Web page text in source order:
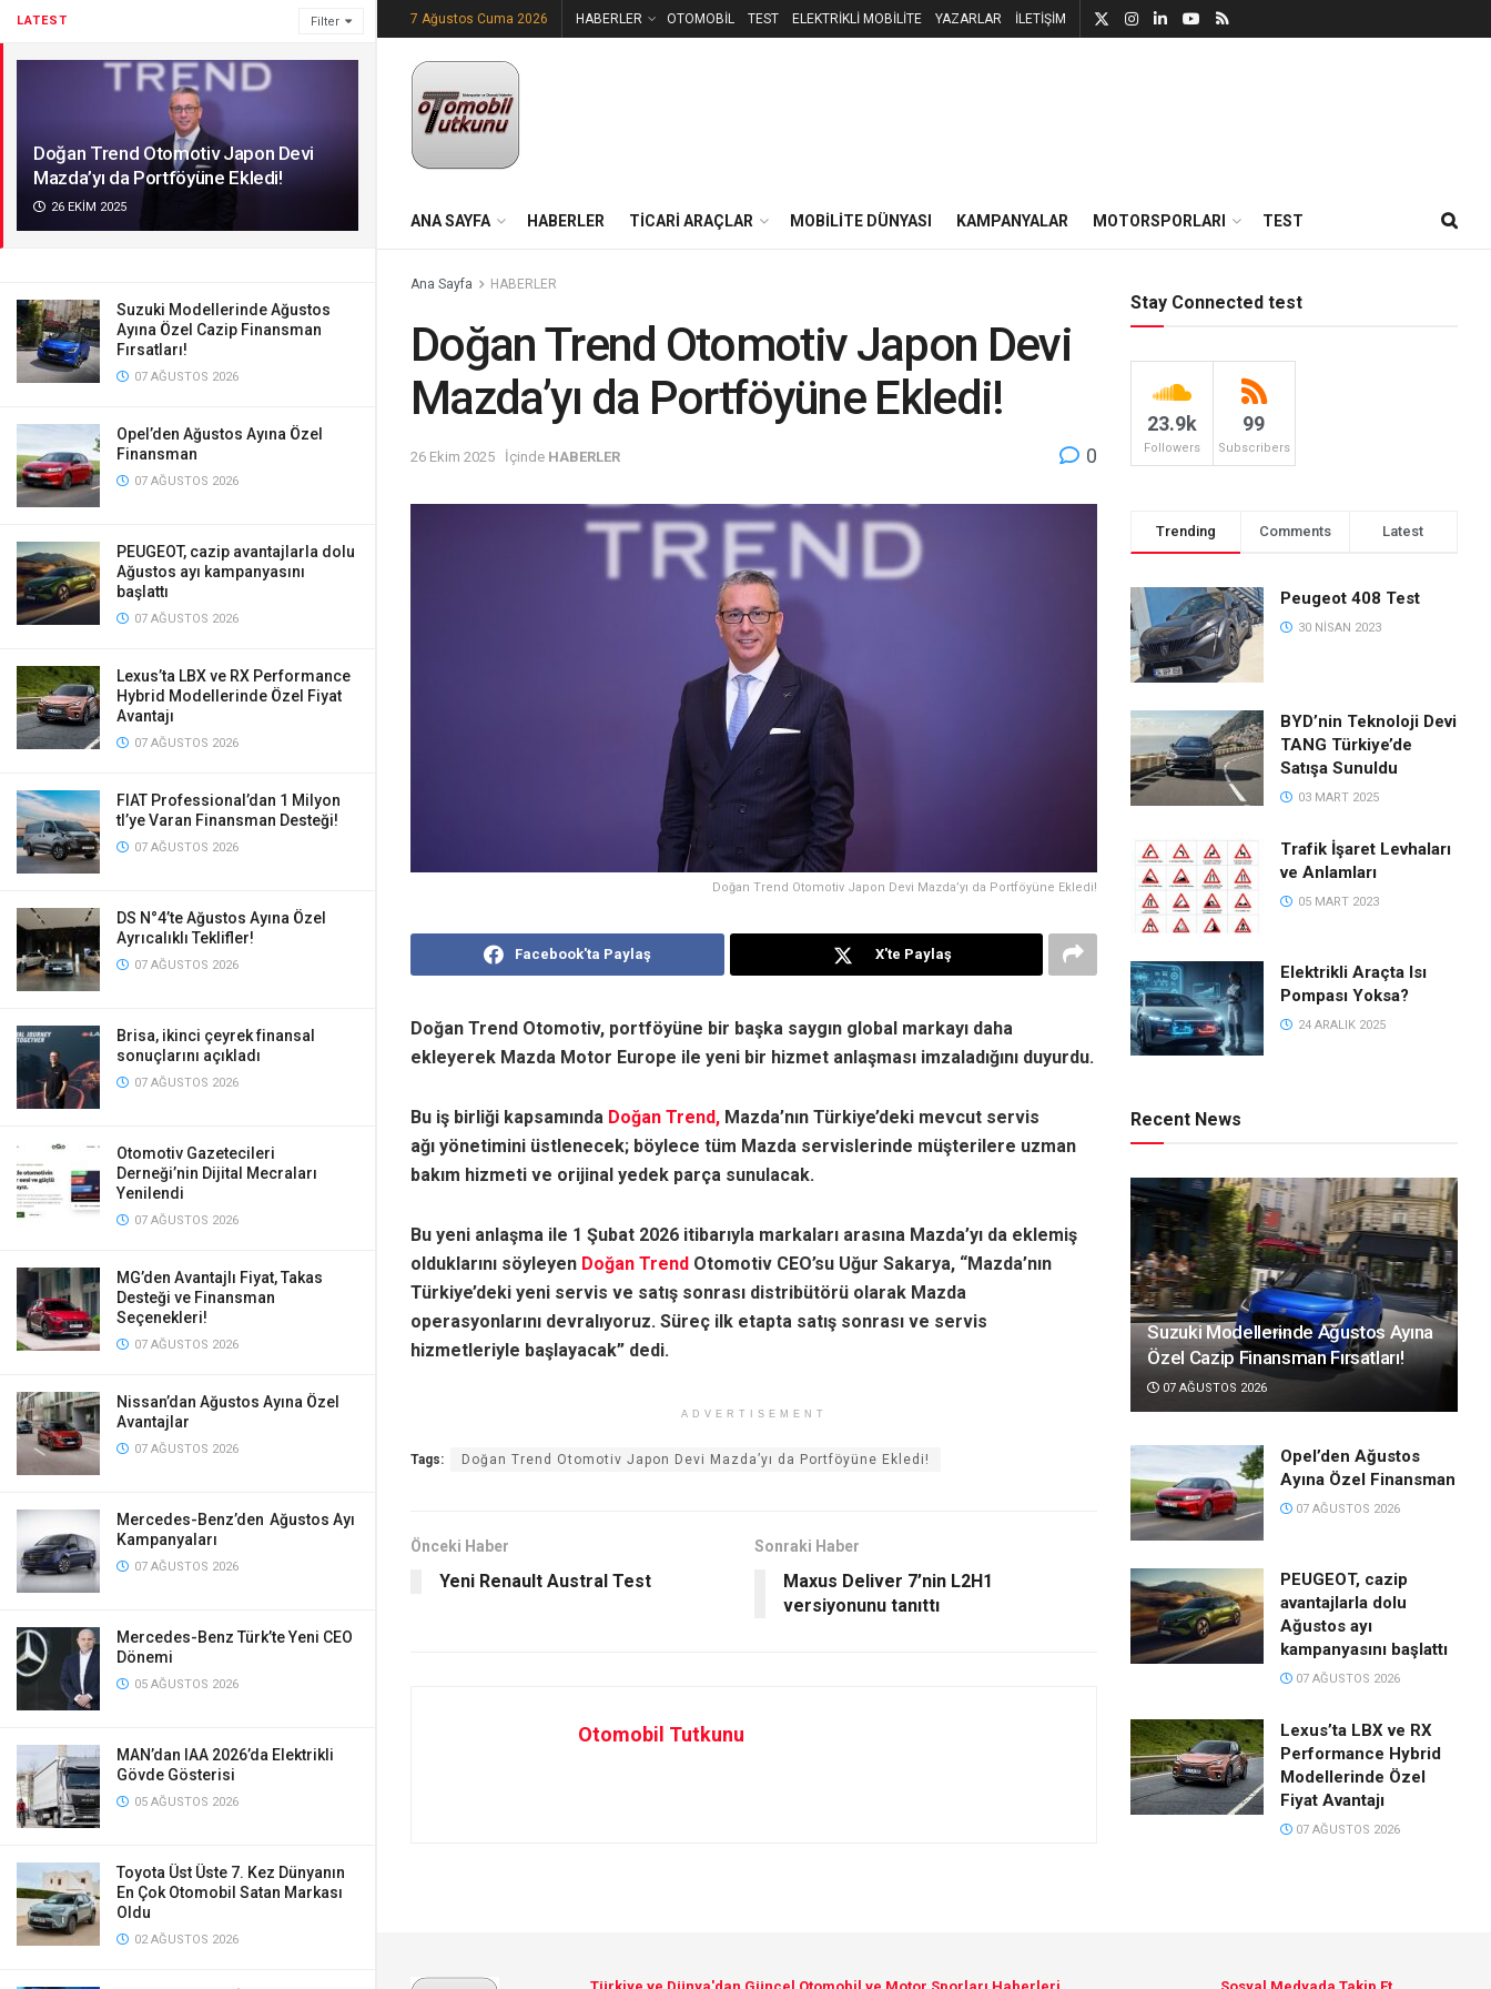
LATEST Filter
Doğan Trend Otomotiv Japon Devi
Mazda’yı da Portföyüne Ekledi!
26 EKIM 2025
Suzuki Modellerinde Ağustos
Ayına Özel Cazip Finansman
Fırsatları!
07 AĞUSTOS 2026
Opel’den Ağustos Ayına Özel
Finansman
07 AĞUSTOS 2026
PEUGEOT, cazip avantajlarla dolu
Ağustos ayı kampanyasını
başlattı
07 AĞUSTOS 2026
Lexus’ta LBX ve RX Performance
Hybrid Modellerinde Özel Fiyat
Avantajı
07 AĞUSTOS 2026
FIAT Professional’dan 1 Milyon
tl’ye Varan Finansman Desteği!
07 AĞUSTOS 2026
DS N°4’te Ağustos Ayına Özel
Ayrıcalıklı Teklifler!
07 AĞUSTOS 2026
Brisa, ikinci çeyrek finansal
sonuçlarını açıkladı
07 AĞUSTOS 2026
Otomotiv Gazetecileri
Derneği’nin Dijital Mecraları
Yenilendi
07 AĞUSTOS 2026
MG’den Avantajlı Fiyat, Takas
Desteği ve Finansman
Seçenekleri!
07 AĞUSTOS 2026
Nissan’dan Ağustos Ayına Özel
Avantajlar
07 AĞUSTOS 2026
Mercedes-Benz’den Ağustos Ayı
Kampanyaları
07 AĞUSTOS 2026
Mercedes-Benz Türk’te Yeni CEO
Dönemi
05 AĞUSTOS 2026
MAN’dan IAA 2026’da Elektrikli
Gövde Gösterisi
05 AĞUSTOS 2026
Toyota Üst Üste 7. Kez Dünyanın
En Çok Otomobil Satan Markası
Oldu
02 AĞUSTOS 2026
7 Ağustos Cuma 2026 HABERLER OTOMOBİL TEST ELEKTRİKLİ MOBİLİTE YAZARLAR İLETİŞİM
ANA SAYFA HABERLER TİCARİ ARAÇLAR MOBİLİTE DÜNYASI KAMPANYALAR MOTORSPORLARI TEST
Ana Sayfa HABERLER
Doğan Trend Otomotiv Japon Devi
Mazda’yı da Portföyüne Ekledi!
26 Ekim 2025 İçinde HABERLER 0
Doğan Trend Otomotiv Japon Devi Mazda’yı da Portföyüne Ekledi!
Facebook'ta Paylaş X'te Paylaş
Doğan Trend Otomotiv, portföyüne bir başka saygın global markayı daha
ekleyerek Mazda Motor Europe ile yeni bir hizmet anlaşması imzaladığını duyurdu.
Bu iş birliği kapsamında Doğan Trend, Mazda’nın Türkiye’deki mevcut servis
ağı yönetimini üstlenecek; böylece tüm Mazda servislerinde müşterilere uzman
bakım hizmeti ve orijinal yedek parça sunulacak.
Bu yeni anlaşma ile 1 Şubat 2026 itibarıyla markaları arasına Mazda’yı da eklemiş
olduklarını söyleyen Doğan Trend Otomotiv CEO’su Uğur Sakarya, “Mazda’nın
Türkiye’deki yeni servis ve satış sonrası distribütörü olarak Mazda
operasyonlarını devralıyoruz. Süreç ilk etapta satış sonrası ve servis
hizmetleriyle başlayacak” dedi.
ADVERTISEMENT
Tags: Doğan Trend Otomotiv Japon Devi Mazda’yı da Portföyüne Ekledi!
Önceki Haber
Yeni Renault Austral Test
Sonraki Haber
Maxus Deliver 7’nin L2H1
versiyonunu tanıttı
Otomobil Tutkunu
Stay Connected test
23.9k
Followers
99
Subscribers
Trending Comments Latest
Peugeot 408 Test
30 NISAN 2023
BYD’nin Teknoloji Devi
TANG Türkiye’de
Satışa Sunuldu
03 MART 2025
Trafik İşaret Levhaları
ve Anlamları
05 MART 2023
Elektrikli Araçta Isı
Pompası Yoksa?
24 ARALIK 2025
Recent News
Suzuki Modellerinde Ağustos Ayına
Özel Cazip Finansman Fırsatları!
07 AĞUSTOS 2026
Opel’den Ağustos
Ayına Özel Finansman
07 AĞUSTOS 2026
PEUGEOT, cazip
avantajlarla dolu
Ağustos ayı
kampanyasını başlattı
07 AĞUSTOS 2026
Lexus’ta LBX ve RX
Performance Hybrid
Modellerinde Özel
Fiyat Avantajı
07 AĞUSTOS 2026